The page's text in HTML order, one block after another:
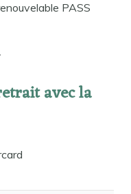
PASS
avec la